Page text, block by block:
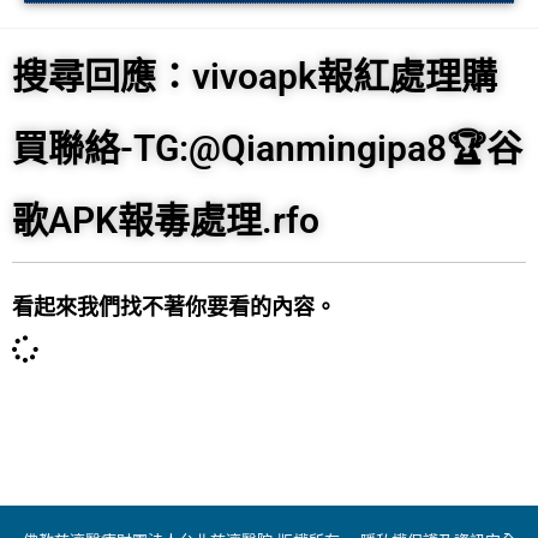
搜尋回應：vivoapk報紅處理購
買聯絡-TG:@Qianmingipa8🏆谷
歌APK報毒處理.rfo
看起來我們找不著你要看的內容。